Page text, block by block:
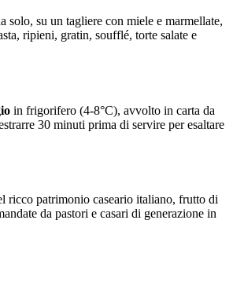
solo, su un tagliere con miele e marmellate,
ripieni, gratin, soufflé, torte salate e
in frigorifero (4-8°C), avvolto in carta da
30 minuti prima di servire per esaltare
ricco patrimonio caseario italiano, frutto di
da pastori e casari di generazione in